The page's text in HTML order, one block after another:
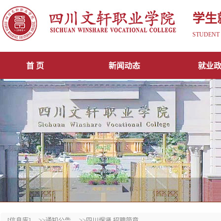
首 页 新闻动态 就业
学生
STUDENT